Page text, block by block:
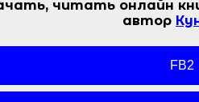
читать онлайн
автор
FB2